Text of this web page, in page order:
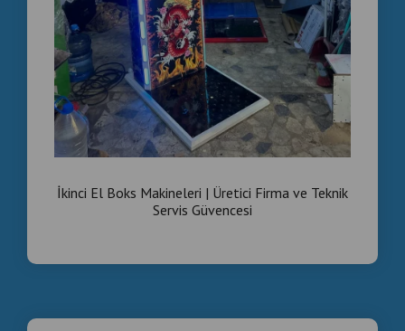
İkinci El Boks Makineleri | Üretici Firma ve Teknik
Servis Güvencesi